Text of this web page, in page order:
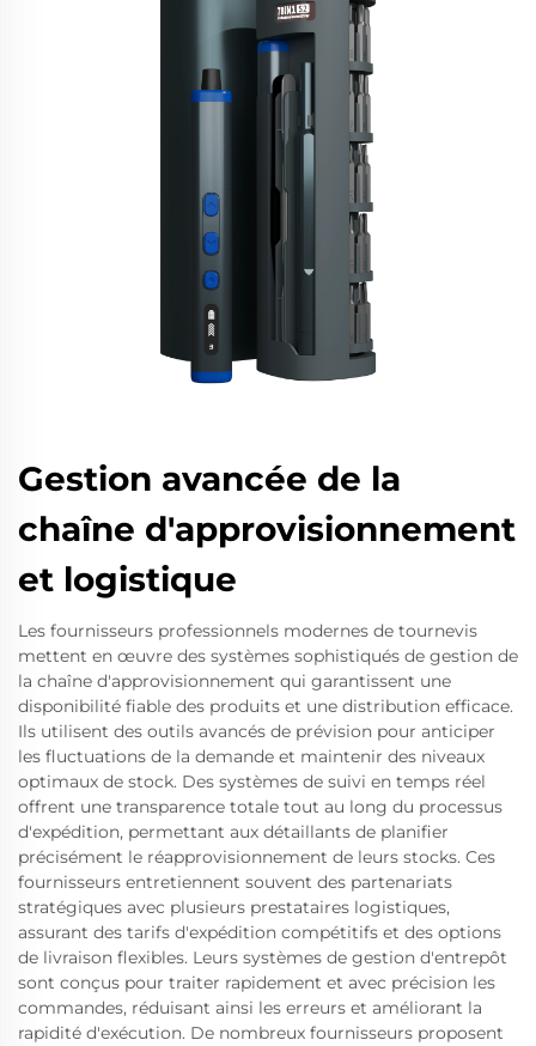
Gestion avancée de la
chaîne d'approvisionnement
et logistique
Les fournisseurs professionnels modernes de tournevis
mettent en œuvre des systèmes sophistiqués de gestion de
la chaîne d'approvisionnement qui garantissent une
disponibilité fiable des produits et une distribution efficace.
Ils utilisent des outils avancés de prévision pour anticiper
les fluctuations de la demande et maintenir des niveaux
optimaux de stock. Des systèmes de suivi en temps réel
offrent une transparence totale tout au long du processus
d'expédition, permettant aux détaillants de planifier
précisément le réapprovisionnement de leurs stocks. Ces
fournisseurs entretiennent souvent des partenariats
stratégiques avec plusieurs prestataires logistiques,
assurant des tarifs d'expédition compétitifs et des options
de livraison flexibles. Leurs systèmes de gestion d'entrepôt
sont conçus pour traiter rapidement et avec précision les
commandes, réduisant ainsi les erreurs et améliorant la
rapidité d'exécution. De nombreux fournisseurs proposent